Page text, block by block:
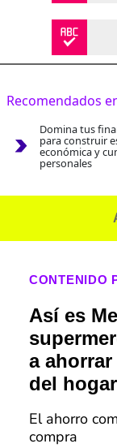
Recomendados
Domina tus
para construir
económica y
personales
CONTENIDO
Así es
a
del
El ahorro
compra